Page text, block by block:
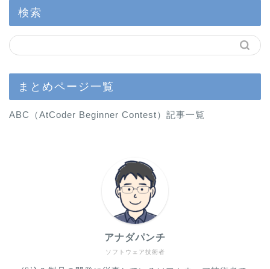
検索
まとめページ一覧
ABC（AtCoder Beginner Contest）記事一覧
ソフトウェア技術者
アナダパンチ